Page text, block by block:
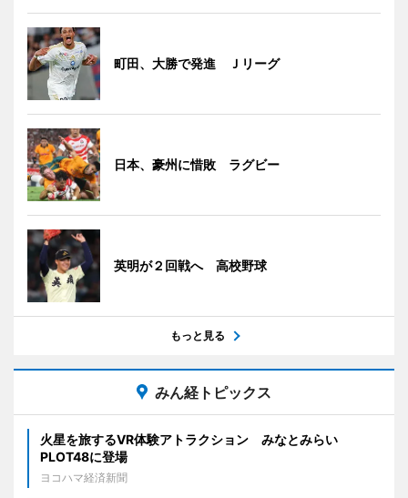
町田、大勝で発進 Ｊリーグ
日本、豪州に惜敗 ラグビー
英明が２回戦へ 高校野球
もっと見る
みん経トピックス
火星を旅するVR体験アトラクション みなとみらい
PLOT48に登場
ヨコハマ経済新聞